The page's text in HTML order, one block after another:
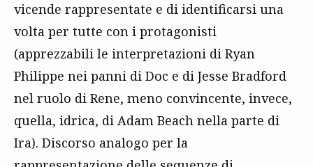
vicende rappresentate e di identificarsi una
volta per tutte con i protagonisti
(apprezzabili le interpretazioni di Ryan
Philippe nei panni di Doc e di Jesse Bradford
nel ruolo di Rene, meno convincente, invece,
quella, idrica, di Adam Beach nella parte di
Ira). Discorso analogo per la